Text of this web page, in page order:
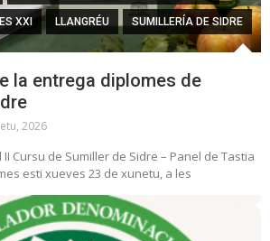
XXI LLANGRÉU SUMILLERÍA DE SIDRE
la entrega diplomes de
2026
II Cursu de Sumiller de Sidre – Panel de Tastia
esti xueves 23 de xunetu, a les